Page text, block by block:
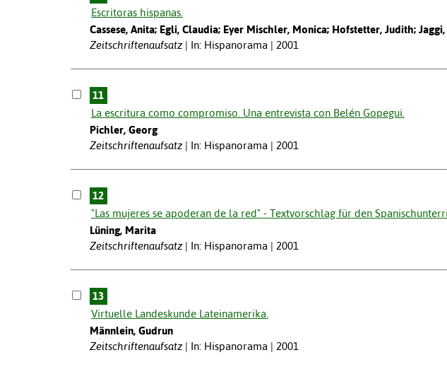
Escritoras hispanas.
Cassese, Anita; Egli, Claudia; Eyer Mischler, Monica; Hofstetter, Judith; Jaggi,
Zeitschriftenaufsatz
In: Hispanorama | 2001
11
La escritura como compromiso. Una entrevista con Belén Gopegui.
Pichler, Georg
Zeitschriftenaufsatz
In: Hispanorama | 2001
12
"Las mujeres se apoderan de la red" - Textvorschlag für den
Lüning, Marita
Zeitschriftenaufsatz
In: Hispanorama | 2001
13
Virtuelle Landeskunde Lateinamerika.
Männlein, Gudrun
Zeitschriftenaufsatz
In: Hispanorama | 2001